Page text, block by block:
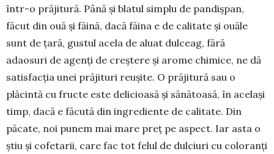
într-o prăjitură. Până și blatul simplu de pandișpan,
făcut din ouă și făină, dacă făina e de calitate și ouăle
sunt de țară, gustul acela de aluat dulceag, fără
adaosuri de agenți de creștere și arome chimice, ne dă
satisfacția unei prăjituri reușite. O prăjitură sau o
plăcintă cu fructe este delicioasă și sănătoasă, în același
timp, dacă e făcută din ingre­diente de calitate. Din
păcate, noi punem mai mare preț pe aspect. Iar asta o
știu și cofetarii, care fac tot felul de dulciuri cu coloranți